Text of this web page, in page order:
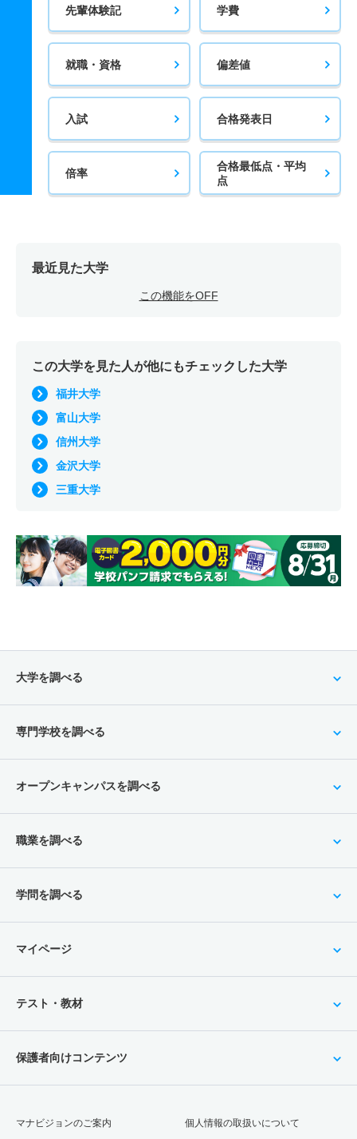
先輩体験記 学費
就職・資格 偏差値
入試 合格発表日
倍率
合格最低点・平均
点
最近見た大学
この機能をOFF
この大学を見た人が他にもチェックした大学
福井大学
富山大学
信州大学
金沢大学
三重大学
大学を調べる
専門学校を調べる
オープンキャンパスを調べる
職業を調べる
学問を調べる
マイページ
テスト・教材
保護者向けコンテンツ
マナビジョンのご案内 個人情報の取扱いについて